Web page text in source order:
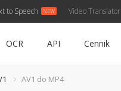
to Speech Video Translator
OCR API Cennik
AV1 do MP4